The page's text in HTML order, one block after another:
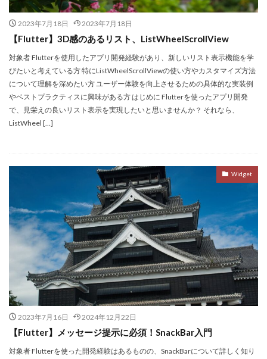
2023年7月18日 2023年7月18日
【Flutter】3D感のあるリスト、ListWheelScrollView
対象者 Flutterを使用したアプリ開発経験があり、新しいリスト表示機能を学
びたいと考えている方 特にListWheelScrollViewの使い方やカスタマイズ方法
について理解を深めたい方 ユーザー体験を向上させるための具体的な実装例
やベストプラクティスに興味がある方 はじめに Flutterを使ったアプリ開発
で、見栄えの良いリスト表示を実現したいと思いませんか？ それなら、
ListWheel […]
Widget
2023年7月16日 2024年12月22日
【Flutter】メッセージ提示に必須！SnackBar入門
対象者 Flutterを使った開発経験はあるものの、SnackBarについて詳しく知り